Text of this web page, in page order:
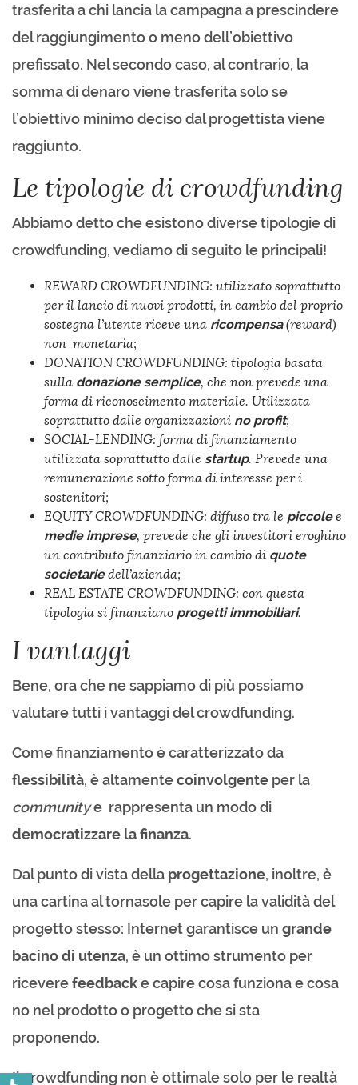
trasferita a chi lancia la campagna a prescindere
del raggiungimento o meno dell’obiettivo
prefissato. Nel secondo caso, al contrario, la
somma di denaro viene trasferita solo se
l’obiettivo minimo deciso dal progettista viene
raggiunto.
Le tipologie di crowdfunding
Abbiamo detto che esistono diverse tipologie di
crowdfunding, vediamo di seguito le principali!
REWARD CROWDFUNDING: utilizzato soprattutto
per il lancio di nuovi prodotti, in cambio del proprio
sostegna l’utente riceve una ricompensa(reward)
non monetaria;
DONATION CROWDFUNDING: tipologia basata
sulla donazione semplice, che non prevede una
forma di riconoscimento materiale. Utilizzata
soprattutto dalle organizzazioni no profit;
SOCIAL-LENDING: forma di finanziamento
utilizzata soprattutto dalle startup. Prevede una
remunerazione sotto forma di interesse per i
sostenitori;
EQUITY CROWDFUNDING: diffuso tra le piccolee
medie imprese, prevede che gli investitori eroghino
un contributo finanziario in cambio di quote
societariedell’azienda;
REAL ESTATE CROWDFUNDING: con questa
tipologia si finanziano progetti immobiliari.
I vantaggi
Bene, ora che ne sappiamo di più possiamo
valutare tutti i vantaggi del crowdfunding.
Come finanziamento è caratterizzato da
flessibilità, è altamentecoinvolgente per la
communitye rappresenta un modo di
democratizzare la finanza.
Dal punto di vista della progettazione, inoltre, è
una cartina al tornasole per capire la validità del
progetto stesso: Internet garantisce un grande
bacino di utenza, è un ottimo strumento per
riceverefeedbacke capire cosa funziona e cosa
no nel prodotto o progetto che si sta
proponendo.
Il crowdfunding non è ottimale solo per le realtà